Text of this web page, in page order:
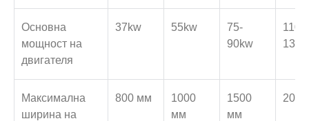
Основна
мощност на
двигателя
37kw 55kw
75-
90kw
110-
Максимална
ширина на
800 мм
1000
мм
1500
мм